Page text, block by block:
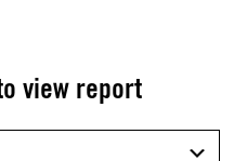
view report